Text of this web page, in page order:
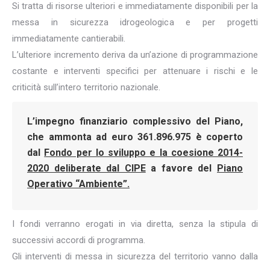
Si tratta di risorse ulteriori e immediatamente disponibili per la
messa in sicurezza idrogeologica e per progetti
immediatamente cantierabili.
L’ulteriore incremento deriva da un’azione di programmazione
costante e interventi specifici per attenuare i rischi e le
criticità sull’intero territorio nazionale.
L’impegno finanziario complessivo del Piano,
che ammonta ad euro 361.896.975 è coperto
dal Fondo per lo sviluppo e la coesione 2014-
2020 deliberate dal CIPEa favore del Piano
Operativo “Ambiente”.
I fondi verranno erogati in via diretta, senza la stipula di
successivi accordi di programma.
Gli interventi di messa in sicurezza del territorio vanno dalla